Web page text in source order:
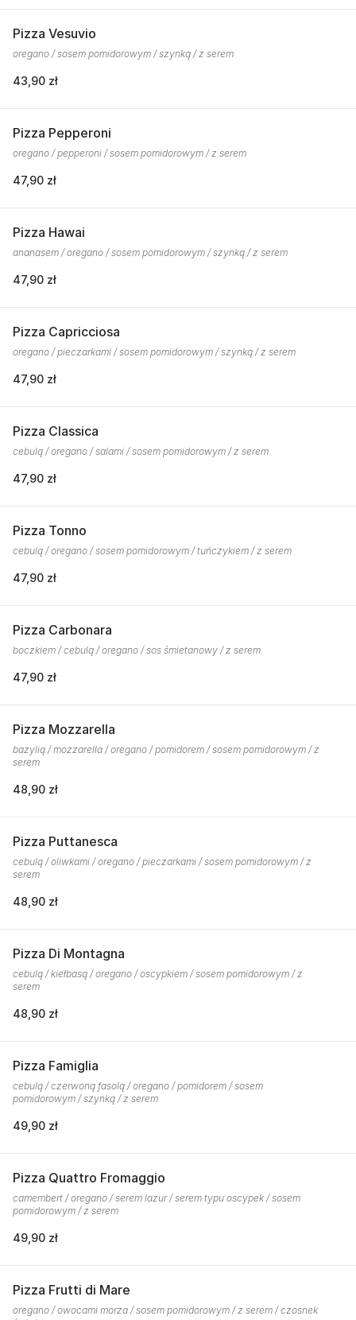
Pizza Vesuvio
oregano / sosem pomidorowym / szynką / z serem
43,90 zł
Pizza Pepperoni
oregano / pepperoni / sosem pomidorowym / z serem
47,90 zł
Pizza Hawai
ananasem / oregano / sosem pomidorowym / szynką / z serem
47,90 zł
Pizza Capricciosa
oregano / pieczarkami / sosem pomidorowym / szynką / z serem
47,90 zł
Pizza Classica
cebulą / oregano / salami / sosem pomidorowym / z serem
47,90 zł
Pizza Tonno
cebulą / oregano / sosem pomidorowym / tuńczykiem / z serem
47,90 zł
Pizza Carbonara
boczkiem / cebulą / oregano / sos śmietanowy / z serem
47,90 zł
Pizza Mozzarella
bazylią / mozzarella / oregano / pomidorem / sosem pomidorowym / z
serem
48,90 zł
Pizza Puttanesca
cebulą / oliwkami / oregano / pieczarkami / sosem pomidorowym / z
serem
48,90 zł
Pizza Di Montagna
cebulą / kiełbasą / oregano / oscypkiem / sosem pomidorowym / z
serem
48,90 zł
Pizza Famiglia
cebulą / czerwoną fasolą / oregano / pomidorem / sosem
pomidorowym / szynką / z serem
49,90 zł
Pizza Quattro Fromaggio
camembert / oregano / serem lazur / serem typu oscypek / sosem
pomidorowym / z serem
49,90 zł
Pizza Frutti di Mare
oregano / owocami morza / sosem pomidorowym / z serem / czosnek